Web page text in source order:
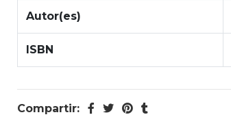
Autor(es)
ISBN
Compartir: